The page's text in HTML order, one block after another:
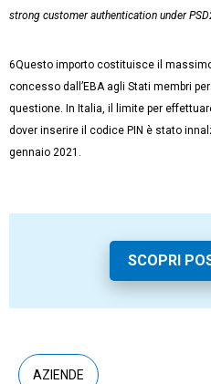
strong customer authentication under
6Questo importo costituisce il
concesso dall’EBA agli Stati membri
questione. In Italia, il limite per
dover inserire il codice PIN è stato
gennaio 2021.
SCOPRI
AZIENDE